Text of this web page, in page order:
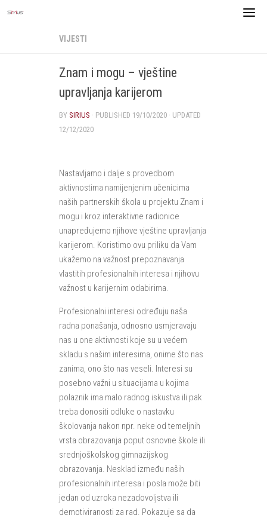
VIJESTI
Znam i mogu – vještine
upravljanja karijerom
BY SIRIUS · PUBLISHED 19/10/2020· UPDATED
12/12/2020
Nastavljamo i dalje s provedbom
aktivnostima namijenjenim učenicima
naših partnerskih škola u projektu Znam i
mogu i kroz interaktivne radionice
unapređujemo njihove vještine upravljanja
karijerom. Koristimo ovu priliku da Vam
ukažemo na važnost prepoznavanja
vlastitih profesionalnih interesa i njihovu
važnost u karijernim odabirima.
Profesionalni interesi određuju naša
radna ponašanja, odnosno usmjeravaju
nas u one aktivnosti koje su u većem
skladu s našim interesima, onime što nas
zanima, ono što nas veseli. Interesi su
posebno važni u situacijama u kojima
polaznik ima malo radnog iskustva ili pak
treba donositi odluke o nastavku
školovanja nakon npr. neke od temeljnih
vrsta obrazovanja poput osnovne škole ili
srednjoškolskog gimnazijskog
obrazovanja. Nesklad između naših
profesionalnih interesa i posla može biti
jedan od uzroka nezadovoljstva ili
demotiviranosti za rad. Pokazuje sa da